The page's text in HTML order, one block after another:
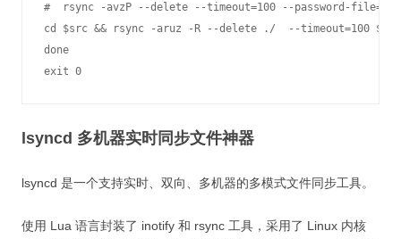
#  rsync -avzP --delete --timeout=100 --password-
cd $src && rsync -aruz -R --delete ./  --timeout=100
done
exit 0
lsyncd 多机器实时同步文件神器
lsyncd 是一个支持实时、双向、多机器的多模式文件同步工具。
使用 Lua 语言封装了 inotify 和 rsync 工具，采用了 Linux 内核